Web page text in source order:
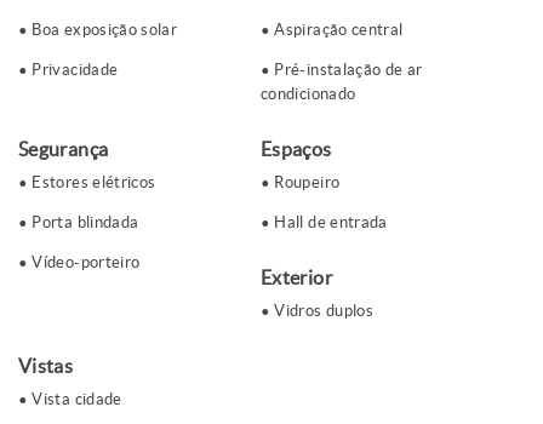
Boa exposição solar
Privacidade
Aspiração central
Pré-instalação de ar
condicionado
Segurança
Estores elétricos
Porta blindada
Vídeo-porteiro
Espaços
Roupeiro
Hall de entrada
Exterior
Vidros duplos
Vistas
Vista cidade